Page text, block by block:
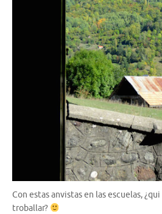
Con estas anvistas en las escuelas,
troballar?